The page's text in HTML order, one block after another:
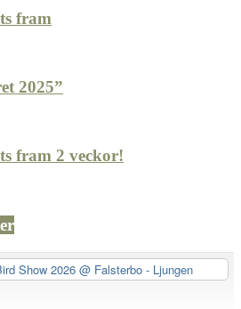
fram
2025”
fram 2 veckor!
Show 2026 @ Falsterbo - Ljungen